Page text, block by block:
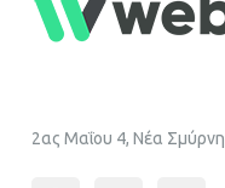
2ας Μαΐου 4, Νέα Σμύρνη